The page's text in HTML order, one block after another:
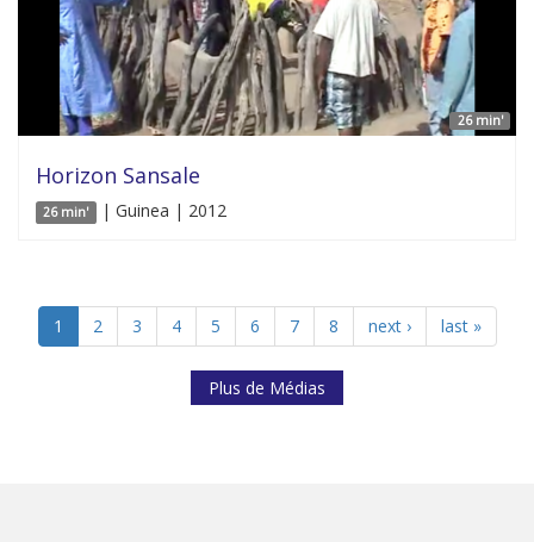
26 min'
Horizon Sansale
26 min' | Guinea | 2012
1 2 3 4 5 6 7 8 next › last »
Plus de Médias